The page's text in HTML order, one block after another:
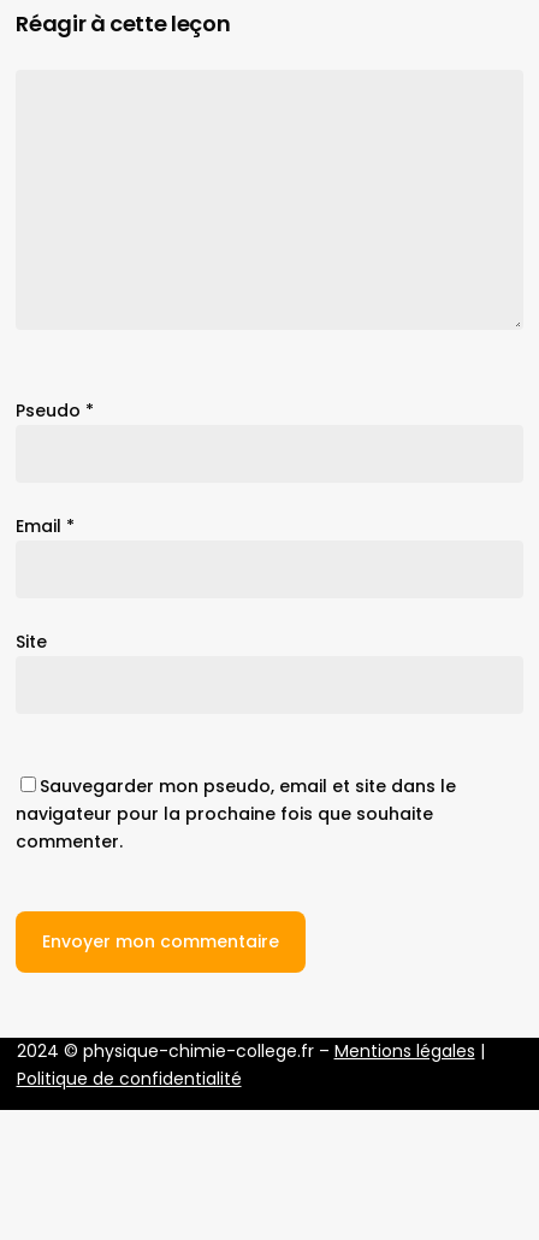
Réagir à cette leçon
Pseudo *
Email *
Site
Sauvegarder mon pseudo, email et site dans le
navigateur pour la prochaine fois que souhaite
commenter.
2024 © physique-chimie-college.fr – Mentions légales |
Politique de confidentialité